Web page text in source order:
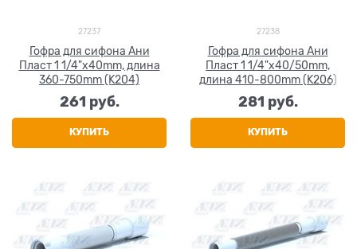
27237
Гофра для сифона Ани
Пласт 1 1/4"x40mm, длина
360-750mm (K204)
261 руб.
КУПИТЬ
27238
Гофра для сифона Ани
Пласт 1 1/4"x40/50mm,
длина 410-800mm (K206)
281 руб.
КУПИТЬ